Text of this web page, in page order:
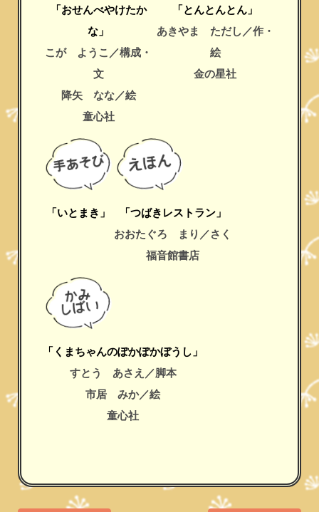
「おせんべやけたか
な」
こが ようこ／構成・
文
降矢 なな／絵
童心社
「とんとんとん」
あきやま ただし／作・
絵
金の星社
「いとまき」
「つばきレストラン」
おおたぐろ まり／さく
福音館書店
「くまちゃんのぽかぽかぼうし」
すとう あさえ／脚本
市居 みか／絵
童心社